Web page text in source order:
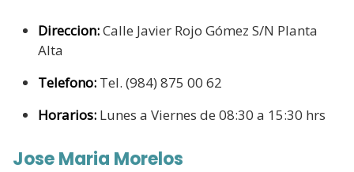
Direccion:Calle Javier Rojo Gómez S/N Planta
Alta
Telefono: Tel. (984) 875 00 62
Horarios: Lunes a Viernes de 08:30 a 15:30 hrs
Jose Maria Morelos